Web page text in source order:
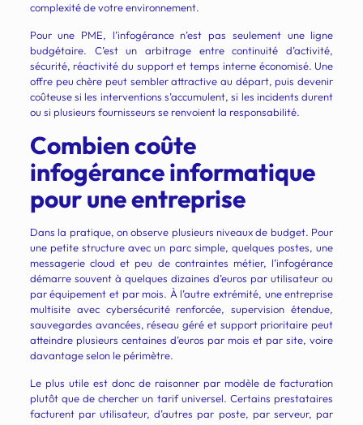
complexité de votre environnement.
Pour une PME, l’infogérance n’est pas seulement une ligne
budgétaire. C’est un arbitrage entre continuité d’activité,
sécurité, réactivité du support et temps interne économisé. Une
offre peu chère peut sembler attractive au départ, puis devenir
coûteuse si les interventions s’accumulent, si les incidents durent
ou si plusieurs fournisseurs se renvoient la responsabilité.
Combien coûte
infogérance informatique
pour une entreprise
Dans la pratique, on observe plusieurs niveaux de budget. Pour
une petite structure avec un parc simple, quelques postes, une
messagerie cloud et peu de contraintes métier, l’infogérance
démarre souvent à quelques dizaines d’euros par utilisateur ou
par équipement et par mois. À l’autre extrémité, une entreprise
multisite avec cybersécurité renforcée, supervision étendue,
sauvegardes avancées, réseau géré et support prioritaire peut
atteindre plusieurs centaines d’euros par mois et par site, voire
davantage selon le périmètre.
Le plus utile est donc de raisonner par modèle de facturation
plutôt que de chercher un tarif universel. Certains prestataires
facturent par utilisateur, d’autres par poste, par serveur, par